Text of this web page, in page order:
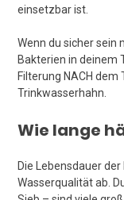
einsetzbar ist.
Wenn du sicher sein
Bakterien in deinem
Filterung NACH
Trinkwasserhahn.
Wie lange
Die Lebensdauer
Wasserqualität ab.